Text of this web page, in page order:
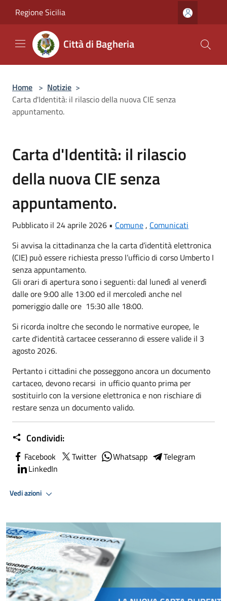
Regione Sicilia
Città di Bagheria
Home > Notizie >
Carta d'Identità: il rilascio della nuova CIE senza
appuntamento.
Carta d'Identità: il rilascio
della nuova CIE senza
appuntamento.
Pubblicato il 24 aprile 2026 • Comune , Comunicati
Si avvisa la cittadinanza che la carta d’identità elettronica
(CIE) può essere richiesta presso l’ufficio di corso Umberto I
senza appuntamento.
Gli orari di apertura sono i seguenti: dal lunedì al venerdì
dalle ore 9:00 alle 13:00 ed il mercoledì anche nel
pomeriggio dalle ore 15:30 alle 18:00.
Si ricorda inoltre che secondo le normative europee, le
carte d'identità cartacee cesseranno di essere valide il 3
agosto 2026.
Pertanto i cittadini che posseggono ancora un documento
cartaceo, devono recarsi in ufficio quanto prima per
sostituirlo con la versione elettronica e non rischiare di
restare senza un documento valido.
Condividi:
Facebook Twitter Whatsapp
Telegram
LinkedIn
Vedi azioni